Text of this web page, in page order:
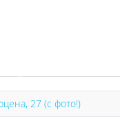
27 (с фото!)